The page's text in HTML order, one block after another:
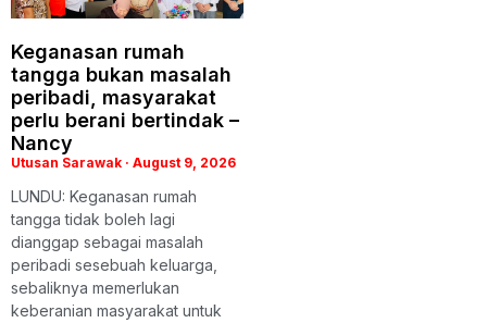
Keganasan rumah
tangga bukan masalah
peribadi, masyarakat
perlu berani bertindak –
Nancy
Utusan Sarawak August 9, 2026
LUNDU: Keganasan rumah
tangga tidak boleh lagi
dianggap sebagai masalah
peribadi sesebuah keluarga,
sebaliknya memerlukan
keberanian masyarakat untuk